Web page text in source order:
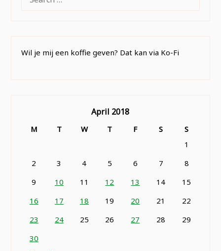
FOR:
Wil je mij een koffie geven? Dat kan via Ko-Fi
April 2018
M T W T F S
S
1
2
3 4 5 6 7
8
9
10 11 12 13 14
15
16
17 18 19 20 21
22
23
24 25 26 27 28
29
30